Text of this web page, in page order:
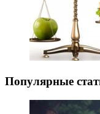
Популярные